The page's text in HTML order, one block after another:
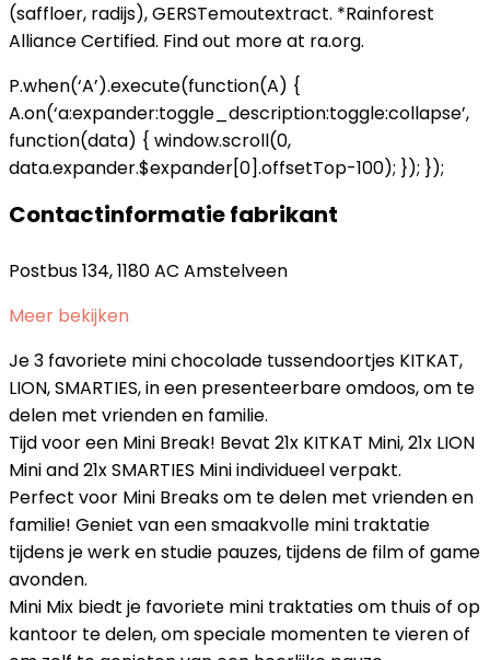
(saffloer, radijs), GERSTemoutextract. *Rainforest
Alliance Certified. Find out more at ra.org.
P.when(‘A’).execute(function(A) {
A.on(‘a:expander:toggle_description:toggle:collapse’,
function(data) { window.scroll(0,
data.expander.$expander[0].offsetTop-100); }); });
Contactinformatie fabrikant
Postbus 134, 1180 AC Amstelveen
Meer bekijken
Je 3 favoriete mini chocolade tussendoortjes KITKAT,
LION, SMARTIES, in een presenteerbare omdoos, om te
delen met vrienden en familie.
Tijd voor een Mini Break! Bevat 21x KITKAT Mini, 21x LION
Mini and 21x SMARTIES Mini individueel verpakt.
Perfect voor Mini Breaks om te delen met vrienden en
familie! Geniet van een smaakvolle mini traktatie
tijdens je werk en studie pauzes, tijdens de film of game
avonden.
Mini Mix biedt je favoriete mini traktaties om thuis of op
kantoor te delen, om speciale momenten te vieren of